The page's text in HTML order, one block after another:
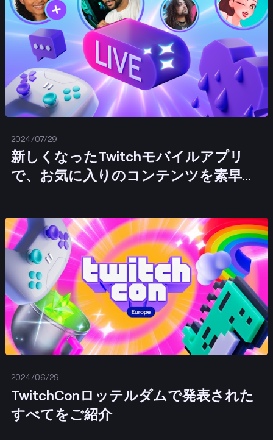
2024/07/29
新しくなったTwitchモバイルアプリ
で、お気に入りのコンテンツを素早く
2024/06/29
TwitchConロッテルダムで発表された
すべてをご紹介
投稿する